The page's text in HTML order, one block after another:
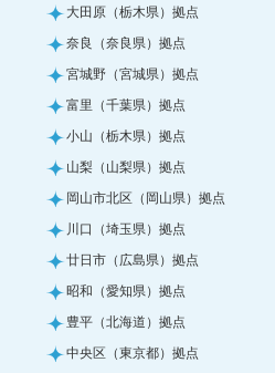
大田原（栃木県）拠点
奈良（奈良県）拠点
宮城野（宮城県）拠点
富里（千葉県）拠点
小山（栃木県）拠点
山梨（山梨県）拠点
岡山市北区（岡山県）拠点
川口（埼玉県）拠点
廿日市（広島県）拠点
昭和（愛知県）拠点
豊平（北海道）拠点
中央区（東京都）拠点